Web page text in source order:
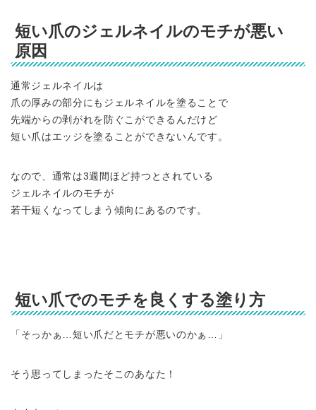
短い爪のジェルネイルのモチが悪い
原因
通常ジェルネイルは
爪の厚みの部分にもジェルネイルを塗ることで
先端からの剥がれを防ぐこができるんだけど
短い爪はエッジを塗ることができないんです。
なので、通常は3週間ほど持つとされている
ジェルネイルのモチが
若干短くなってしまう傾向にあるのです。
短い爪でのモチを良くする塗り方
「そっかぁ…短い爪だとモチが悪いのかぁ…」
そう思ってしまったそこのあなた！